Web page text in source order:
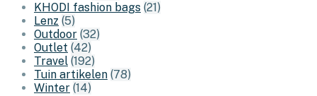
KHODI fashion bags (21)
Lenz (5)
Outdoor (32)
Outlet (42)
Travel (192)
Tuin artikelen (78)
Winter (14)